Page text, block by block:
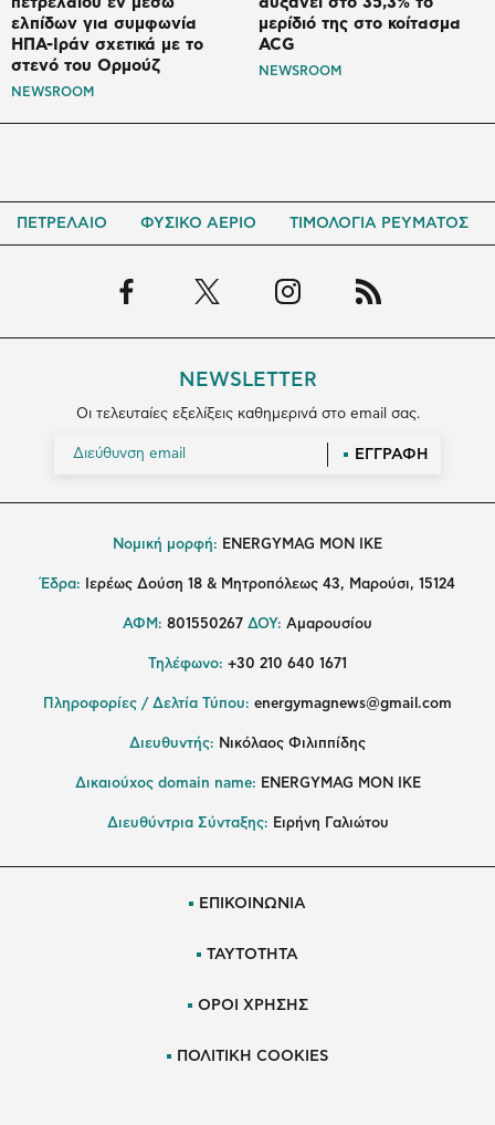
ελπίδων για συμφωνία
ΗΠΑ-Ιράν σχετικά με το
στενό του Ορμούζ
NEWSROOM
μερίδιό της στο κοίτασμα
ACG
NEWSROOM
ΠΕΤΡΕΛΑΙΟ ΦΥΣΙΚΟ ΑΕΡΙΟ ΤΙΜΟΛΟΓΙΑ ΡΕΥΜΑΤΟΣ
NEWSLETTER
Οι τελευταίες εξελίξεις καθημερινά στο email σας.
ΕΓΓΡΑΦΗ
Νομική μορφή: ENERGYMAG MON IKE
Έδρα: Ιερέως Δούση 18 & Μητροπόλεως 43, Μαρούσι, 15124
ΑΦΜ: 801550267 ΔΟΥ: Αμαρουσίου
Τηλέφωνο: +30 210 640 1671
Πληροφορίες / Δελτία Τύπου: energymagnews@gmail.com
Διευθυντής: Νικόλαος Φιλιππίδης
Δικαιούχος domain name: ENERGYMAG ΜΟΝ ΙΚΕ
Διευθύντρια Σύνταξης: Ειρήνη Γαλιώτου
ΕΠΙΚΟΙΝΩΝΙΑ
ΤΑΥΤΟΤΗΤΑ
ΟΡΟΙ ΧΡΗΣΗΣ
ΠΟΛΙΤΙΚΗ COOKIES